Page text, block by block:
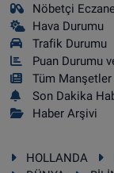
Nöbetçi
Hava Durumu
Trafik Durumu
Puan Durumu
Tüm Manşetler
Son Dakika
Haber Arşivi
HOLLANDA